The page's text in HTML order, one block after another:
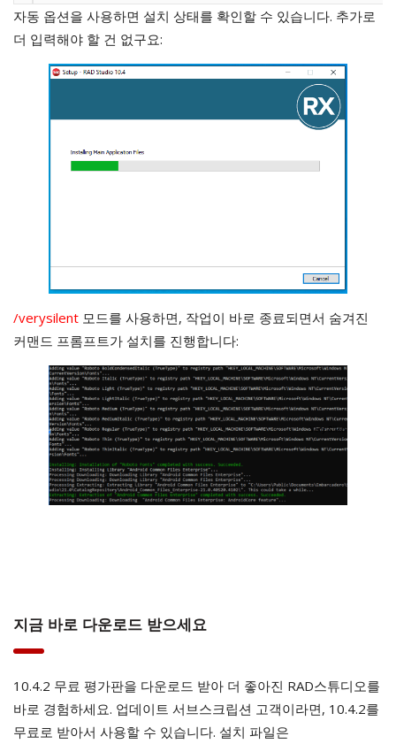
자동 옵션을 사용하면 설치 상태를 확인할 수 있습니다. 추가로
더 입력해야 할 건 없구요:
/verysilent 모드를 사용하면, 작업이 바로 종료되면서 숨겨진
커맨드 프롬프트가 설치를 진행합니다:
지금 바로 다운로드 받으세요
10.4.2 무료 평가판을 다운로드 받아 더 좋아진 RAD스튜디오를
바로 경험하세요. 업데이트 서브스크립션 고객이라면, 10.4.2를
무료로 받아서 사용할 수 있습니다. 설치 파일은